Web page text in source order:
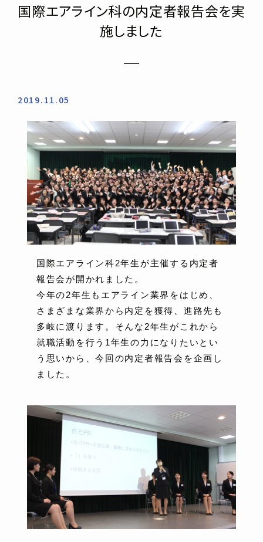
国際エアライン科の内定者報告会を実
施しました
2019.11.05
国際エアライン科2年生が主催する内定者
報告会が開かれました。
今年の2年生もエアライン業界をはじめ、
さまざまな業界から内定を獲得、進路先も
多岐に渡ります。そんな2年生がこれから
就職活動を行う1年生の力になりたいとい
う思いから、今回の内定者報告会を企画し
ました。